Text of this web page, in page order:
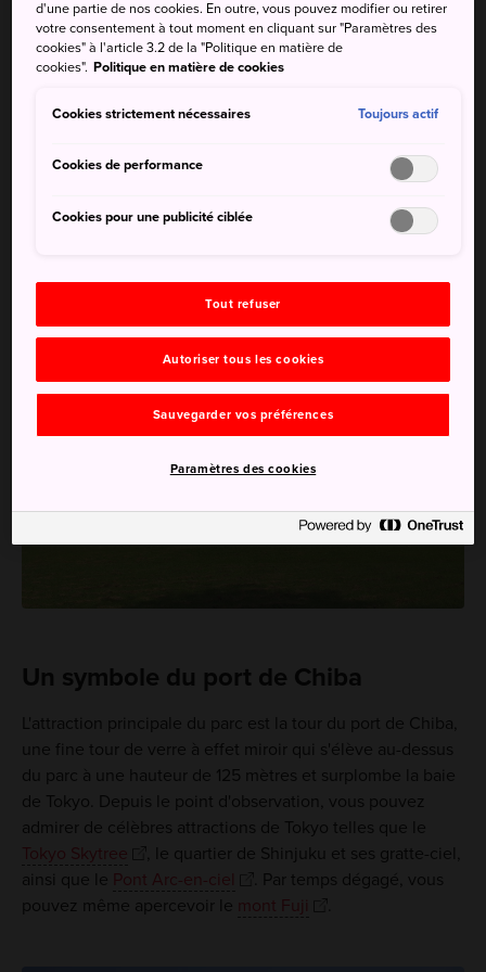
activités de loisirs. C'est un endroit idéal où pique-niquer
ou simplement se promener en admirant la vue sur la baie
de Tokyo.
Comment s'y rendre
En 10 minutes à pied depuis la gare de Chiba Minato sur la
Si vous y allez en voiture, profitez du parking gratuit.
Un symbole du port de Chiba
L'attraction principale du parc est la tour du port de Chiba,
une fine tour de verre à effet miroir qui s'élève au-dessus
du parc à une hauteur de 125 mètres et surplombe la baie
de Tokyo. Depuis le point d'observation, vous pouvez
admirer de célèbres attractions de Tokyo telles que le
Tokyo Skytree
, le quartier de Shinjuku et ses gratte-ciel,
ainsi que le Pont Arc-en-ciel
. Par temps dégagé, vous
pouvez même apercevoir le mont Fuji
d'une partie de nos cookies. En outre, vous pouvez modifier ou retirer
votre consentement à tout moment en cliquant sur "Paramètres des
cookies" à l'article 3.2 de la "Politique en matière de
cookies". Politique en matière de cookies
Cookies strictement nécessaires Toujours actif
Cookies de performance
Cookies pour une publicité ciblée
Tout refuser
Autoriser tous les cookies
Sauvegarder vos préférences
Paramètres des cookies